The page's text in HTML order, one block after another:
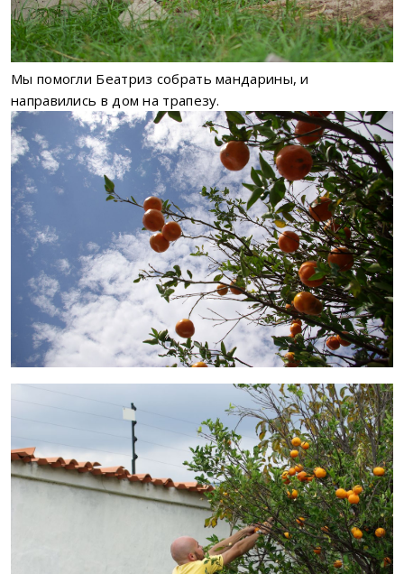
Мы помогли Беатриз собрать мандарины, и
направились в дом на трапезу.